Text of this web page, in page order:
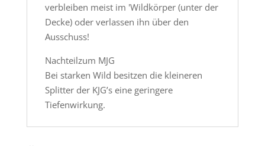
verbleiben meist im 'Wildkörper (unter der
Decke) oder verlassen ihn über den
Ausschuss!
Nachteilzum MJG
Bei starken Wild besitzen die kleineren
Splitter der KJG’s eine geringere
Tiefenwirkung.